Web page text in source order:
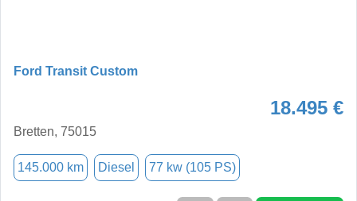
Ford Transit Custom
18.495 €
Bretten, 75015
145.000 km Diesel 77 kw (105 PS)